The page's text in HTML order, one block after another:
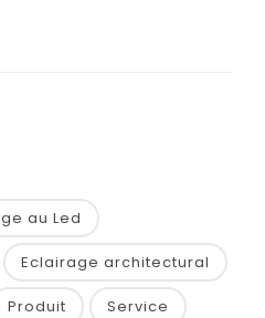
au Led
Eclairage architectural
Produit Service